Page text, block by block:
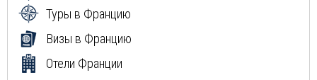
Доминиканская Республика
Мальдивы
Маврикий
Туры в Францию
Визы в Францию
Отели Франции